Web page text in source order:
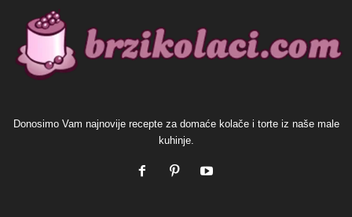
Donosimo Vam najnovije recepte za domaće kolače i torte iz naše male
kuhinje.